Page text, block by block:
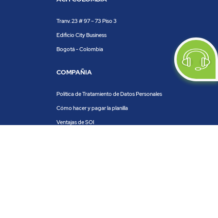
Tranv. 23 # 97 – 73 Piso 3
Edificio City Business
Bogotá - Colombia
COMPAÑIA
Política de Tratamiento de Datos Personales
Cómo hacer y pagar la planilla
Ventajas de SOI